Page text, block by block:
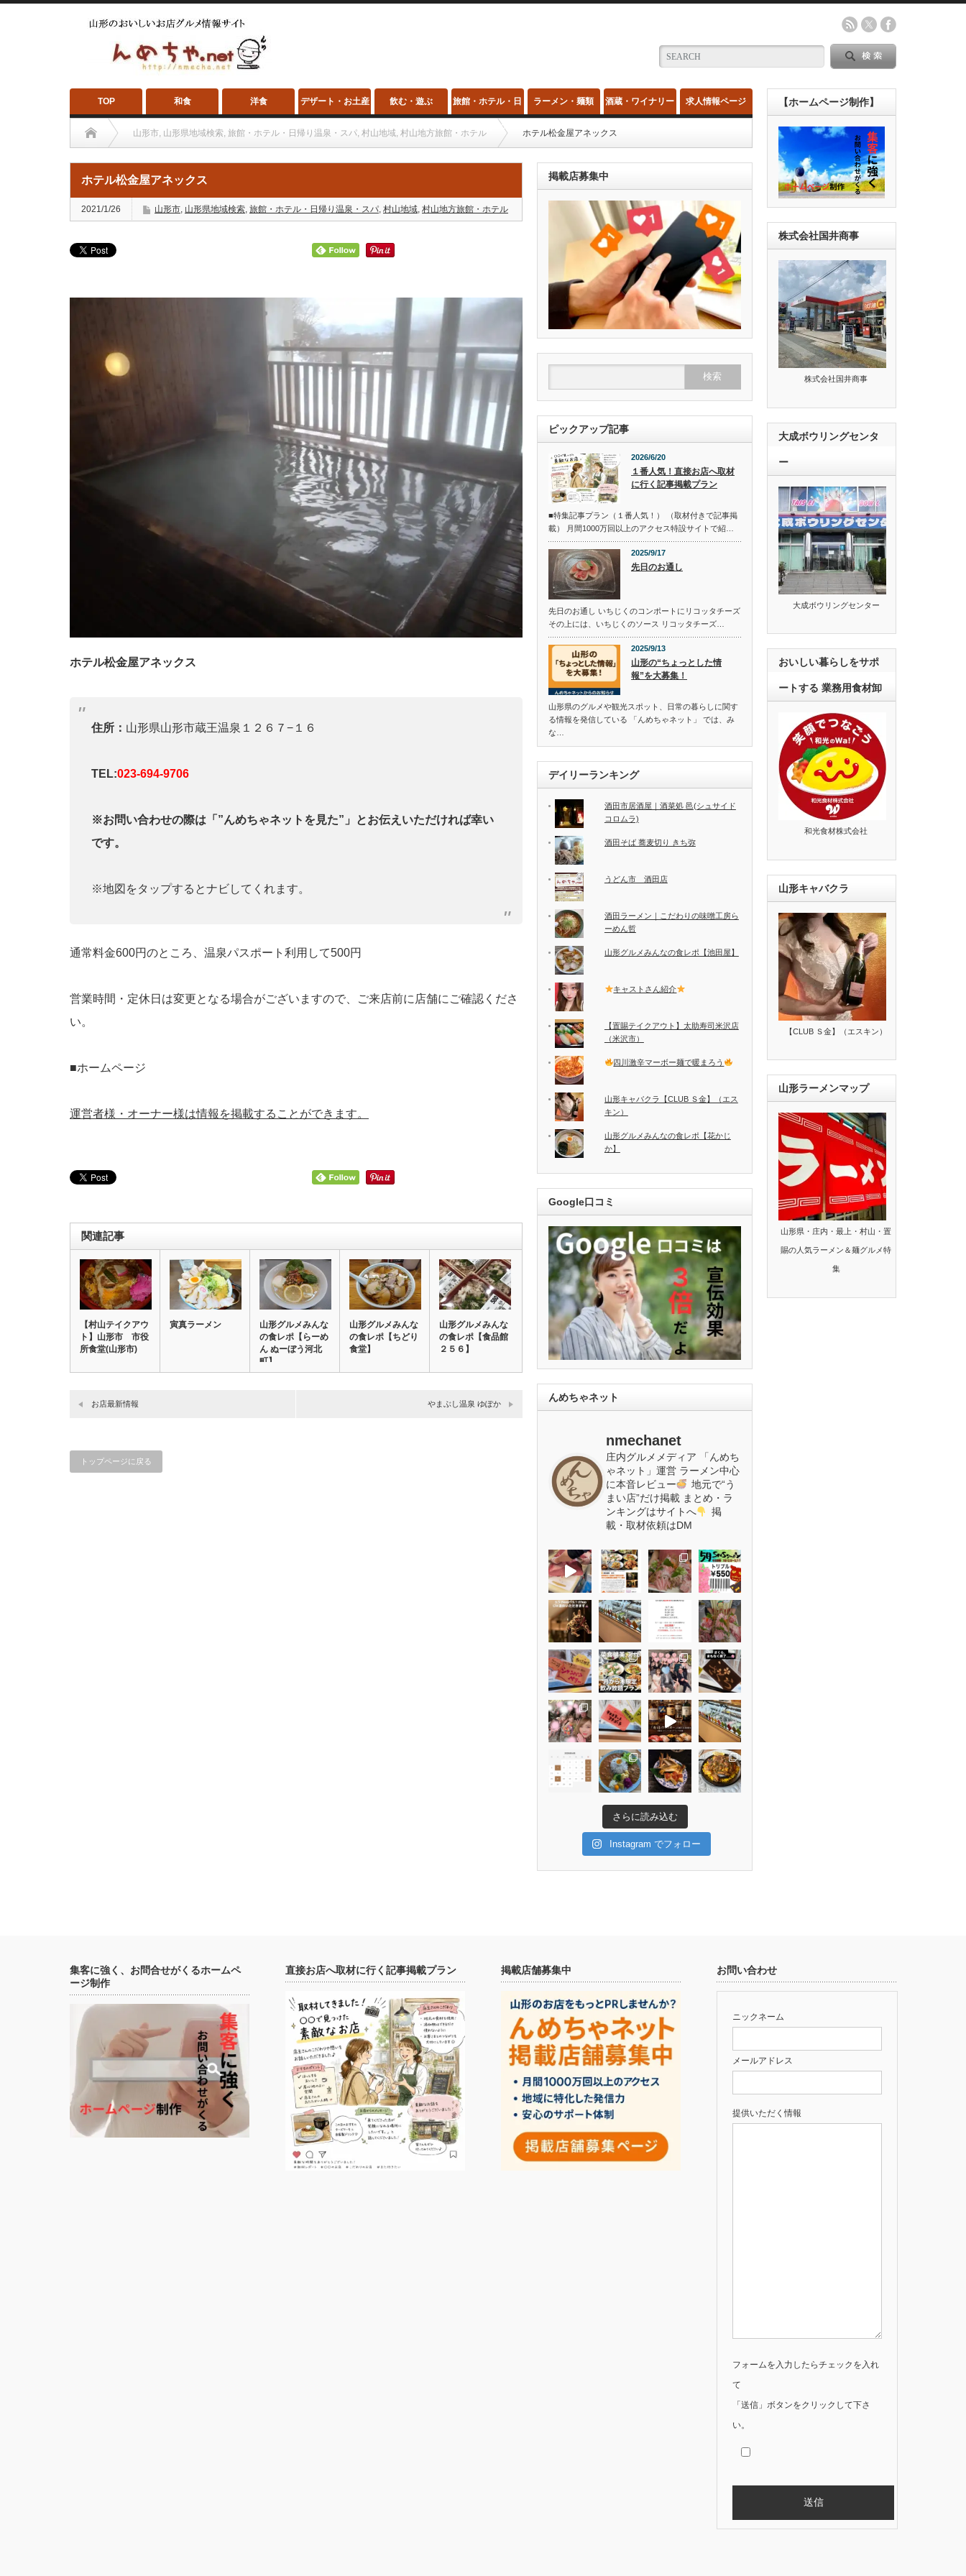
TOP 和食 洋食 デザート・お土産 飲む・遊ぶ 旅館・ホテル・日
帰り温泉・スパ
ラーメン・麺類 酒蔵・ワイナリー 求人情報ページ
山形市, 山形県地域検索, 旅館・ホテル・日帰り温泉・スパ, 村山地域, 村山地方旅館・ホテル ホテル松金屋アネックス
ホテル松金屋アネックス
2021/1/26 山形市, 山形県地域検索, 旅館・ホテル・日帰り温泉・スパ, 村山地域, 村山地方旅館・ホテル
ホテル松金屋アネックス
住所： 山形県山形市蔵王温泉１２６７−１６
TEL:023-694-9706
※お問い合わせの際は「”んめちゃネットを見た”」とお伝えいただければ幸い
です。
※地図をタップするとナビしてくれます。
通常料金600円のところ、温泉パスポート利用して500円
営業時間・定休日は変更となる場合がございますので、ご来店前に店舗にご確認くださ
い。
■ホームページ
運営者様・オーナー様は情報を掲載することができます。
関連記事
【村山テイクアウ
ト】山形市 市役
所食堂(山形市)
寅真ラーメン
山形グルメみんな
の食レポ【らーめ
ん ぬーぼう河北
町】
山形グルメみんな
の食レポ【ちどり
食堂】
山形グルメみんな
の食レポ【食品館
２５６】
お店最新情報 やまぶし温泉 ゆぽか
トップページに戻る
掲載店募集中
ピックアップ記事
2026/6/20
１番人気！直接お店へ取材
に行く記事掲載プラン
■特集記事プラン（１番人気！） （取材付きで記事掲
載） 月間1000万回以上のアクセス特設サイトで紹…
2025/9/17
先日のお通し
先日のお通し いちじくのコンポートにリコッタチーズ
その上には、いちじくのソース リコッタチーズ…
2025/9/13
山形の“ちょっとした情
報”を大募集！
山形県のグルメや観光スポット、日常の暮らしに関す
る情報を発信している 「んめちゃネット」 では、み
な…
デイリーランキング
酒田市居酒屋｜酒菜処 邑(シュサイド
コロムラ)
酒田そば 蕎麦切り きち弥
うどん市 酒田店
酒田ラーメン｜こだわりの味噌工房ら
ーめん哲
山形グルメみんなの食レポ【池田屋】
キャストさん紹介
【置賜テイクアウト】太助寿司米沢店
（米沢市）
四川激辛マーボー麺で暖まろう
山形キャバクラ【CLUB Ｓ金】（エス
キン）
山形グルメみんなの食レポ【花かじ
か】
Google口コミ
んめちゃネット
nmechanet
庄内グルメメディア 「んめち
ゃネット」運営 ラーメン中心
に本音レビュー
地元で“う
まい店”だけ掲載 まとめ・ラ
ンキングはサイトへ
掲
載・取材依頼はDM
さらに読み込む
Instagram でフォロー
【ホームページ制作】
株式会社国井商事
株式会社国井商事
大成ボウリングセンタ
ー
大成ボウリングセンター
おいしい暮らしをサポ
ートする 業務用食材卸
和光食材株式会社
山形キャバクラ
【CLUB Ｓ金】（エスキン）
山形ラーメンマップ
山形県・庄内・最上・村山・置
賜の人気ラーメン＆麺グルメ特
集
集客に強く、お問合せがくるホームペ
ージ制作
直接お店へ取材に行く記事掲載プラン 掲載店舗募集中 お問い合わせ
ニックネーム
メールアドレス
提供いただく情報
フォームを入力したらチェックを入れ
て
「送信」ボタンをクリックして下さ
い。